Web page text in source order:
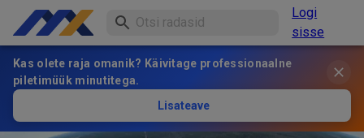
Logi
sisse
Kas olete raja omanik? Käivitage professionaalne
piletimüük minutitega.
Lisateave